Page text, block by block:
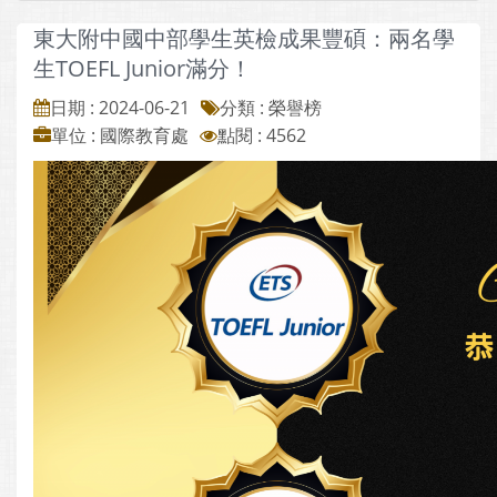
東大附中國中部學生英檢成果豐碩：兩名學
生TOEFL Junior滿分！
日期 : 2024-06-21
分類 : 榮譽榜
單位 : 國際教育處
點閱 : 4562